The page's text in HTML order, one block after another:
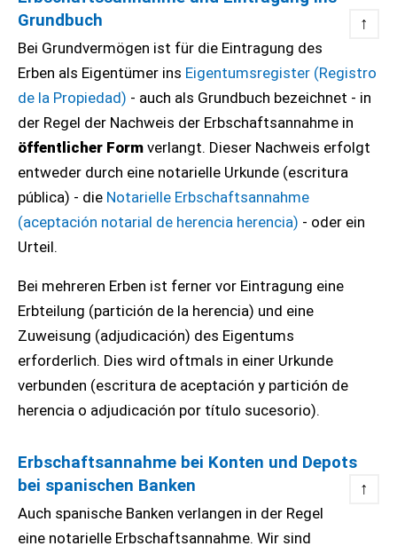
Grundbuch
↑
Bei Grundvermögen ist für die Eintragung des
Erben als Eigentümer ins Eigentumsregister (Registro
de la Propiedad) - auch als Grundbuch bezeichnet - in
der Regel der Nachweis der Erbschaftsannahme in
öffentlicher Form verlangt. Dieser Nachweis erfolgt
entweder durch eine notarielle Urkunde (escritura
pública) - die Notarielle Erbschaftsannahme
(aceptación notarial de herencia herencia) - oder ein
Urteil.
Bei mehreren Erben ist ferner vor Eintragung eine
Erbteilung (partición de la herencia) und eine
Zuweisung (adjudicación) des Eigentums
erforderlich. Dies wird oftmals in einer Urkunde
verbunden (escritura de aceptación y partición de
herencia o adjudicación por título sucesorio).
Erbschaftsannahme bei Konten und Depots
bei spanischen Banken
↑
Auch spanische Banken verlangen in der Regel
eine notarielle Erbschaftsannahme. Wir sind